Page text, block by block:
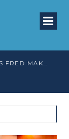
DEPUIS SA CELLULE À OUESSO, JONAS FRED MAKITA DÉNONCE CE QU’IL QUALIFIE DE DÉNI DE JUSTICE